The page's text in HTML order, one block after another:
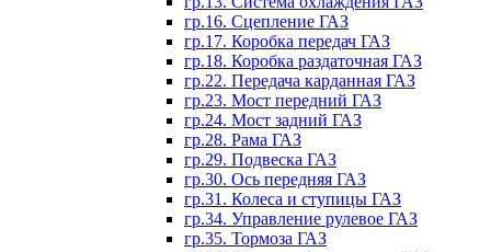
гр.16. Сцепление ГАЗ
гр.17. Коробка передач ГАЗ
гр.18. Коробка раздаточная ГАЗ
гр.22. Передача карданная ГАЗ
гр.23. Мост передний ГАЗ
гр.24. Мост задний ГАЗ
гр.28. Рама ГАЗ
гр.29. Подвеска ГАЗ
гр.30. Ось передняя ГАЗ
гр.31. Колеса и ступицы ГАЗ
гр.34. Управление рулевое ГАЗ
гр.35. Тормоза ГАЗ